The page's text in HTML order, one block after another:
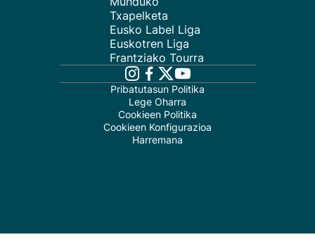
Txapelketa
Eusko Label Liga
Euskotren Liga
Frantziako Tourra
Pribatutasun Politika
Lege Oharra
Cookieen Politika
Cookieen Konfigurazioa
Harremana